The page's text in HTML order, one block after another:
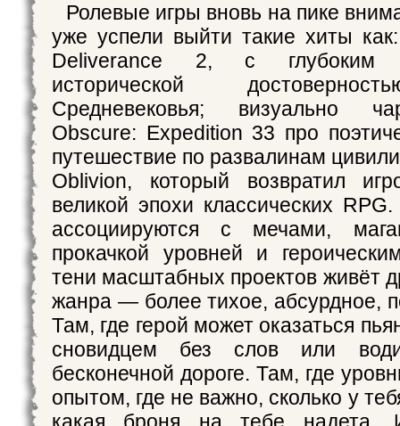
Ролевые игры вновь на пике
уже успели выйти такие хиты
Deliverance 2, с глубоким
исторической
Средневековья; визуально
Obscure: Expedition 33 про
путешествие по развалинам
Oblivion, который возвратил
великой эпохи классических
ассоциируются с мечами,
прокачкой уровней и
тени масштабных проектов живёт
жанра — более тихое, абсурдное,
Там, где герой может оказаться
сновидцем без слов или
бесконечной дороге. Там, где
опытом, где не важно, сколько у